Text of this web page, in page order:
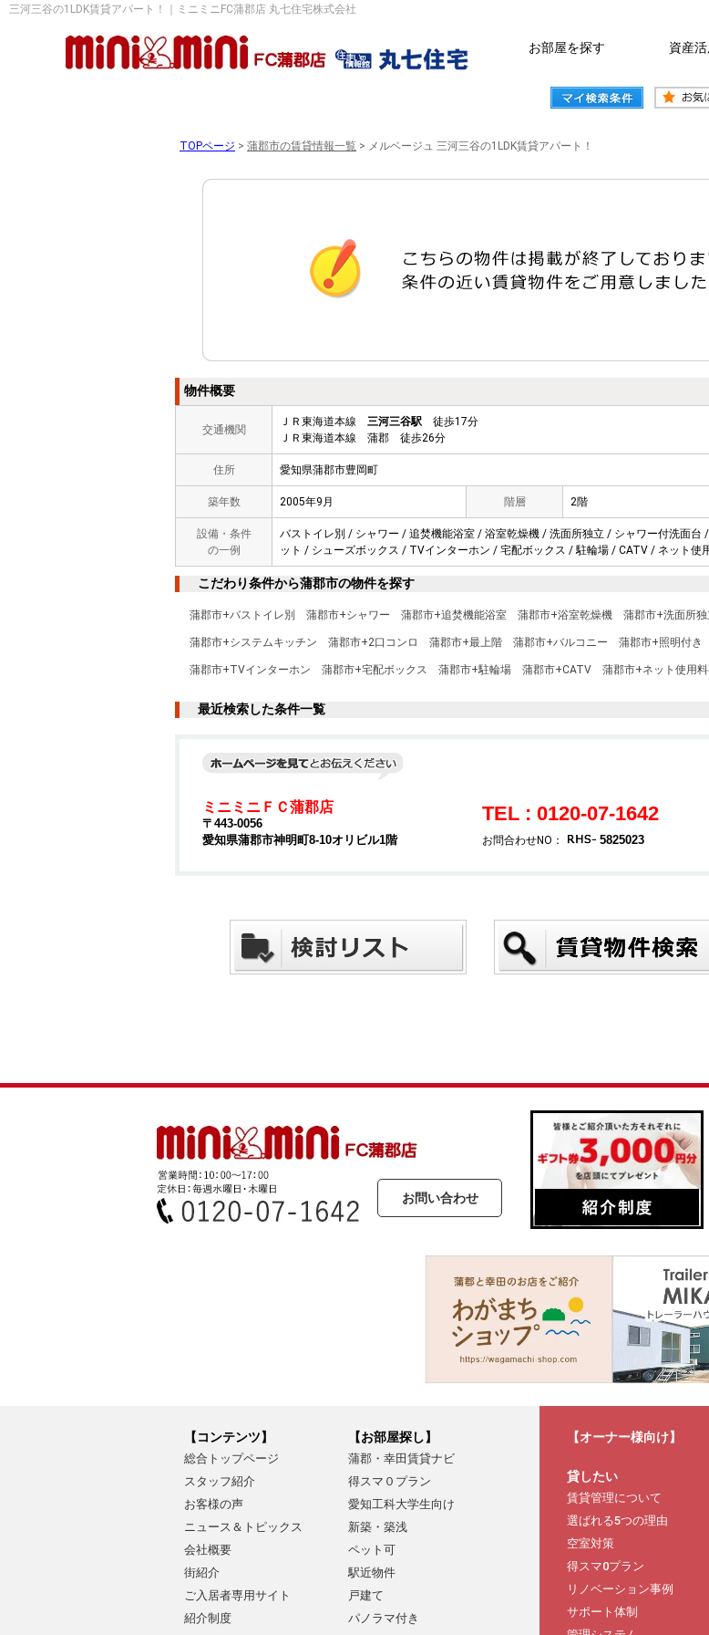
三河三谷の1LDK賃貸アパート！｜ミニミニFC蒲郡店 丸七住宅株式会社
お部屋を探す 資産活
TOPページ > 蒲郡市の賃貸情報一覧 > メルベージュ 三河三谷の1LDK賃貸アパート！
物件概要
交通機関
ＪＲ東海道本線 三河三谷駅 徒歩17分
ＪＲ東海道本線 蒲郡 徒歩26分
住所 愛知県蒲郡市豊岡町
築年数 2005年9月 階層 2階
設備・条件
の一例
バストイレ別 / シャワー / 追焚機能浴室 / 浴室乾燥機 / 洗面所独立 / シャワー付洗面
ット / シューズボックス / TVインターホン / 宅配ボックス / 駐輪場 / CATV / ネット
こだわり条件から蒲郡市の物件を探す
蒲郡市+バストイレ別 蒲郡市+シャワー 蒲郡市+追焚機能浴室 蒲郡市+浴室乾燥機 蒲郡市+洗面所独
蒲郡市+システムキッチン 蒲郡市+2口コンロ 蒲郡市+最上階 蒲郡市+バルコニー 蒲郡市+照明付き
蒲郡市+TVインターホン 蒲郡市+宅配ボックス 蒲郡市+駐輪場 蒲郡市+CATV 蒲郡市+ネット使用
最近検索した条件一覧
ミニミニＦＣ蒲郡店
〒443-0056
愛知県蒲郡市神明町8-10オリビル1階
TEL : 0120-07-1642
お問合わせNO： 5825023
お問い合わせ
【コンテンツ】
総合トップページ
スタッフ紹介
お客様の声
ニュース＆トピックス
会社概要
街紹介
ご入居者専用サイト
紹介制度
【お部屋探し】
蒲郡・幸田賃貸ナビ
得スマ０プラン
愛知工科大学生向け
新築・築浅
ペット可
駅近物件
戸建て
パノラマ付き
【オーナー様向け】
貸したい
賃貸管理について
選ばれる5つの理由
空室対策
得スマ0プラン
リノベーション事例
サポート体制